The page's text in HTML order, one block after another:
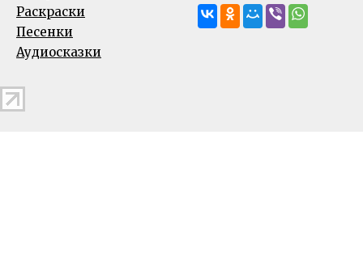
Раскраски
Песенки
Аудиосказки